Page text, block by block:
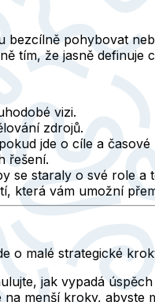
pohybovat
tím, že jasně definuje
vizi.
zdrojů.
jde o cíle a časové
řešení.
se staraly o své role a
která vám umožní
o malé strategické
jak vypadá
na menší kroky, abyste